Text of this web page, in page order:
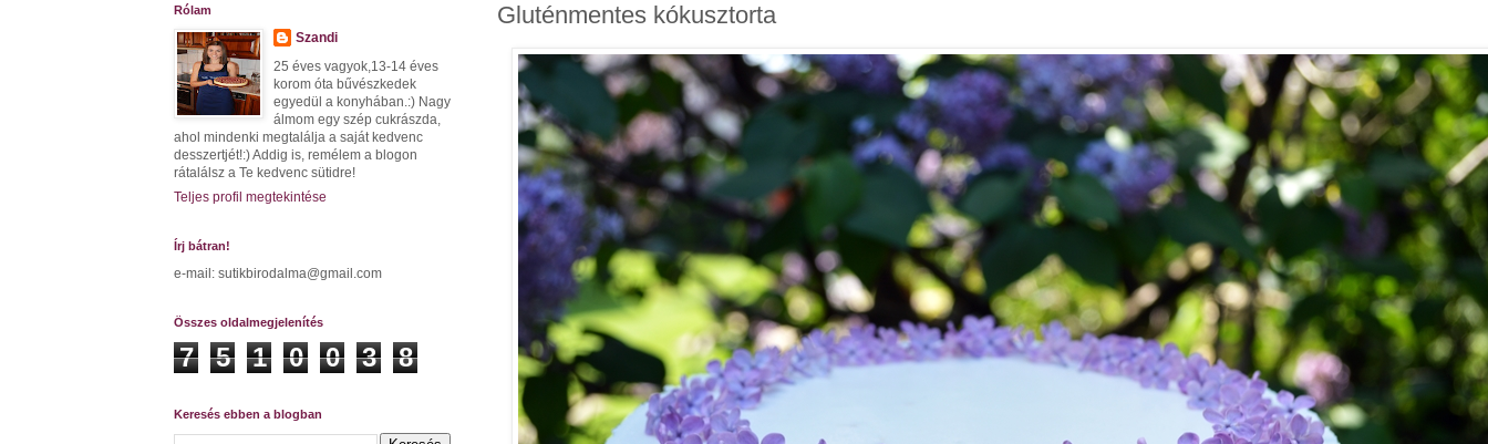
Gluténmentes kókusztorta
Rólam
Szandi
25 éves vagyok,13-14 éves
korom óta bűvészkedek
egyedül a konyhában.:) Nagy
álmom egy szép cukrászda,
ahol mindenki megtalálja a saját kedvenc
desszertjét!:) Addig is, remélem a blogon
rátalálsz a Te kedvenc sütidre!
Teljes profil megtekintése
Írj bátran!
e-mail: sutikbirodalma@gmail.com
Összes oldalmegjelenítés
7 5 1 0 0 3 8
Keresés ebben a blogban